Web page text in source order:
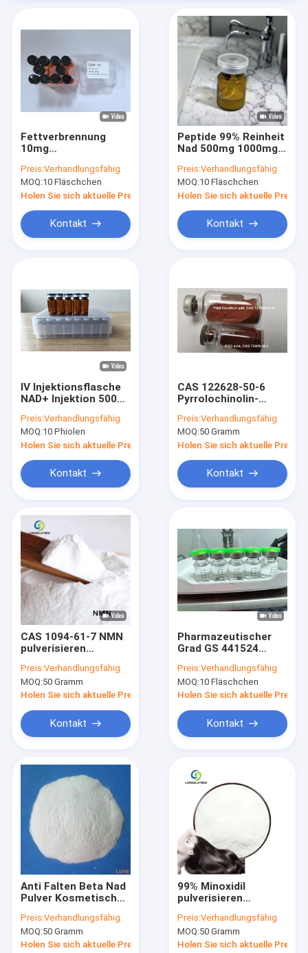
Haus
Produkte
Über uns
Qualitätskontrolle
Treten Sie mit uns in Verbindung
Fordern Sie ein Zitat
GS-441524
Kupfertripeptid 1
Minoxidil-Pulver
Finasteridpulver
Bac-Wasser
Fettverbrennung
10mg
5-Amino-1mq China
Fabrik Direktverkauf
Preis:Verhandlungsfähig
MOQ:10 Fläschchen
Holen Sie sich aktuelle Preis
Kontakt
Peptide 99% Reinheit
Nad 500mg 1000mg
Anti-Aging
Preis:Verhandlungsfähig
MOQ:10 Fläschchen
Holen Sie sich aktuelle Preis
Kontakt
IV Injektionsflasche
NAD+ Injektion 500
Preis:Verhandlungsfähig
MOQ:10 Phiolen
Holen Sie sich aktuelle Preis
Kontakt
CAS 122628-50-6
Pyrrolochinolin-
Pharma API
Preis:Verhandlungsfähig
MOQ:50 Gramm
Holen Sie sich aktuelle Preis
Kontakt
CAS 1094-61-7 NMN
pulverisieren
verstärken
Immunität
Preis:Verhandlungsfähig
MOQ:50 Gramm
Holen Sie sich aktuelle Preis
Kontakt
Pharmazeutischer
Grad GS 441524
Einspritzung FAVs
Cat Treatment GS-
441
Preis:Verhandlungsfähig
MOQ:10 Fläschchen
Holen Sie sich aktuelle Preis
Kontakt
Anti Falten Beta Nad
Pulver Kosmetische
84-9
Preis:Verhandlungsfähig
MOQ:50 Gramm
Holen Sie sich aktuelle Preis
99% Minoxidil
pulverisieren
CASs 38304-91-5 für
Antihaarausfall
Preis:Verhandlungsfähig
MOQ:50 Gramm
Holen Sie sich aktuelle Preis